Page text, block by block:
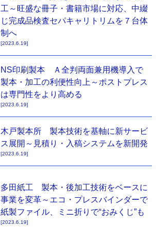
工～旺盛な冊子・書籍市場に対応、中綴
じ完成品検査セパキャリトリムを７台体
制へ
[2023.6.19]
NS印刷製本 Ａ全判両面兼用機導入で
製本・加工の利便性向上～ポストプレス
は専門性をより高める
[2023.6.19]
木戸製本所 製本技術を基軸に新サービ
ス展開～見積り・入稿システムを新開発
[2023.6.19]
多田紙工 製本・後加工技術をベースに
事業を変革～エコ・プレスバインダーで
紙製ファイル、ミニ折りで“おみくじ”も
[2023.6.19]